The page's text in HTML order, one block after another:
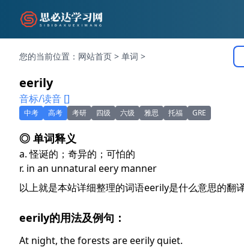
您的当前位置： 网站首页 > 单词 >
eerily
音标/读音 []
中考 高考 考研 四级 六级 雅思 托福 GRE
◎ 单词释义
a. 怪诞的；奇异的；可怕的
r. in an unnatural eery manner
以上就是本站详细整理的词语eerily是什么意思的翻
eerily的用法及例句：
At night, the forests are eerily quiet.